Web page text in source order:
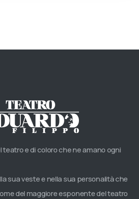
teatro e di coloro che ne amano ogni
sua veste e nella sua personalità che
del maggiore esponente del teatro